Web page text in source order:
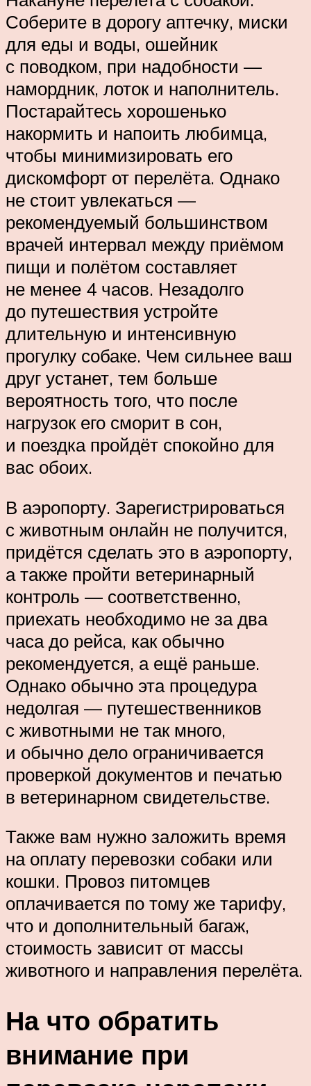
Соберите в дорогу аптечку, миски
для еды и воды, ошейник
с поводком, при надобности —
намордник, лоток и наполнитель.
Постарайтесь хорошенько
накормить и напоить любимца,
чтобы минимизировать его
дискомфорт от перелёта. Однако
не стоит увлекаться —
рекомендуемый большинством
врачей интервал между приёмом
пищи и полётом составляет
не менее 4 часов. Незадолго
до путешествия устройте
длительную и интенсивную
прогулку собаке. Чем сильнее ваш
друг устанет, тем больше
вероятность того, что после
нагрузок его сморит в сон,
и поездка пройдёт спокойно для
вас обоих.
В аэропорту. Зарегистрироваться
с животным онлайн не получится,
придётся сделать это в аэропорту,
а также пройти ветеринарный
контроль — соответственно,
приехать необходимо не за два
часа до рейса, как обычно
рекомендуется, а ещё раньше.
Однако обычно эта процедура
недолгая — путешественников
с животными не так много,
и обычно дело ограничивается
проверкой документов и печатью
в ветеринарном свидетельстве.
Также вам нужно заложить время
на оплату перевозки собаки или
кошки. Провоз питомцев
оплачивается по тому же тарифу,
что и дополнительный багаж,
стоимость зависит от массы
животного и направления перелёта.
На что обратить
внимание при